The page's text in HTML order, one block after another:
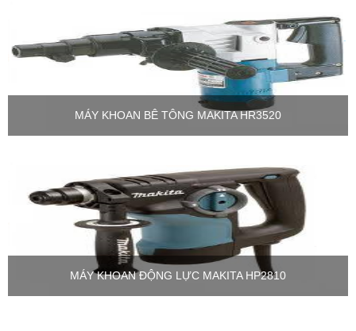
MÁY KHOAN BÊ TÔNG MAKITA HR3520
MÁY KHOAN ĐỘNG LỰC MAKITA HP2810